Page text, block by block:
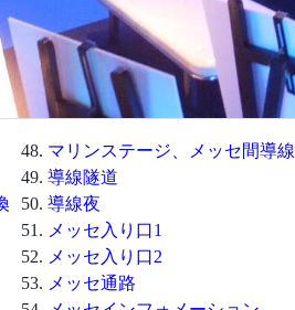
マリンステージ、メッセ間導線
導線隧道
導線夜
メッセ入り口1
メッセ入り口2
メッセ通路